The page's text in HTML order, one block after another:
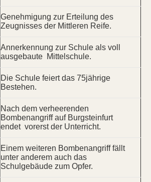
Genehmigung zur Erteilung des
Zeugnisses der Mittleren Reife.
Annerkennung zur Schule als voll
ausgebaute Mittelschule.
Die Schule feiert das 75jährige
Bestehen.
Nach dem verheerenden
Bombenangriff auf Burgsteinfurt
endet vorerst der Unterricht.
Einem weiteren Bombenangriff fällt
unter anderem auch das
Schulgebäude zum Opfer.